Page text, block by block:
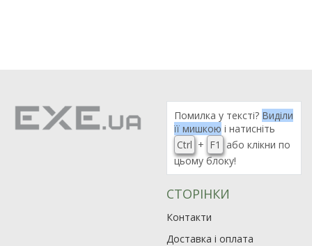
Помилка у тексті? Виділи
її мишкою і натисніть
Ctrl + F1
або клікни по
цьому блоку!
СТОРІНКИ
Контакти
Доставка і оплата